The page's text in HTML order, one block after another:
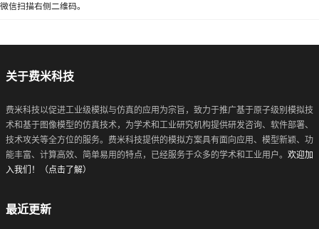
微信扫描右侧二维码。
关于费米科技
费米科技以促进工业级模拟与仿真的应用为宗旨，致力于推广基于原子级别模拟技
术和基于图像模型的仿真技术，为学术和工业研究机构提供研发咨询、软件部署、
技术攻关等全方位的服务。费米科技提供的模拟方案具有面向应用、模型新颖、功
能丰富、计算高效、简单易用的特点，已经服务于众多的学术和工业用户。 欢迎加
入我们！（点击了解）
最近更新